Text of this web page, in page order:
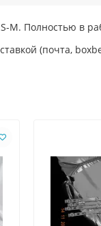
M. Полностью в
(почта,